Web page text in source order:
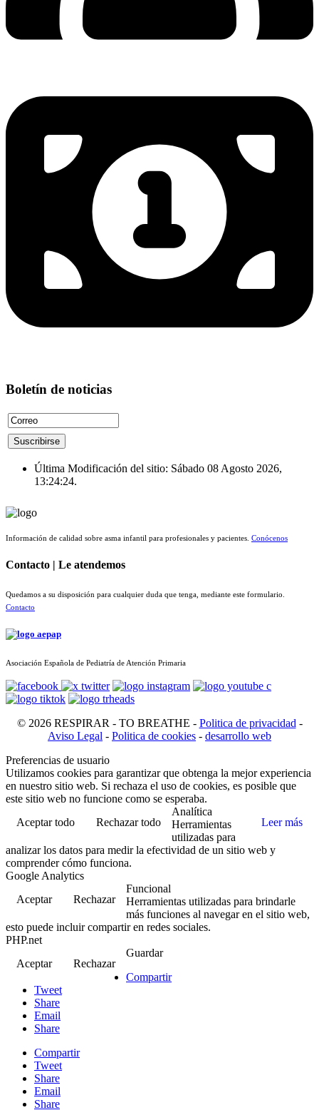
Boletín de noticias
Última Modificación del sitio: Sábado 08 Agosto 2026,
13:24:24.
Información de calidad sobre asma infantil para profesionales y pacientes. Conócenos
Contacto | Le atendemos
Quedamos a su disposición para cualquier duda que tenga, mediante este formulario.
Contacto
Asociación Española de Pediatría de Atención Primaria
© 2026 RESPIRAR - TO BREATHE - Politica de privacidad -
Aviso Legal - Politica de cookies - desarrollo web
Preferencias de usuario
Utilizamos cookies para garantizar que obtenga la mejor experiencia
en nuestro sitio web. Si rechaza el uso de cookies, es posible que
este sitio web no funcione como se esperaba.
Aceptar todo
Rechazar todo Leer más
Analítica
Herramientas
utilizadas para
analizar los datos para medir la efectividad de un sitio web y
comprender cómo funciona.
Google Analytics
Aceptar
Rechazar
Funcional
Herramientas utilizadas para brindarle
más funciones al navegar en el sitio web,
esto puede incluir compartir en redes sociales.
PHP.net
Aceptar
Rechazar
Guardar
Compartir
Tweet
Share
Email
Share
Compartir
Tweet
Share
Email
Share